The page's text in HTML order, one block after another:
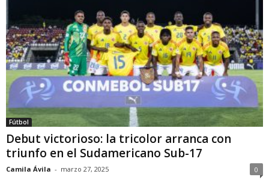
Fútbol
Debut victorioso: la tricolor arranca con
triunfo en el Sudamericano Sub-17
Camila Ávila - marzo 27, 2025 0